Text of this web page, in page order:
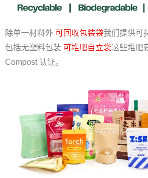
除单一材料外 可回收包装袋我们提供可
包括无塑料包装 可堆肥自立袋这些堆肥
Compost 认证。